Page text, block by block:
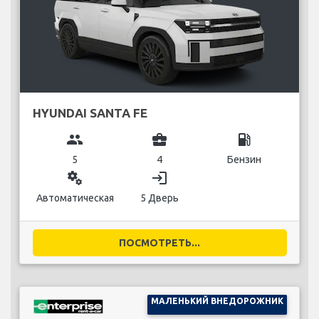
HYUNDAI SANTA FE
group
5
business_center
4
local_gas_station
Бензин
miscellaneous_services
Автоматическая
login
5 Дверь
ПОСМОТРЕТЬ...
МАЛЕНЬКИЙ ВНЕДОРОЖНИК